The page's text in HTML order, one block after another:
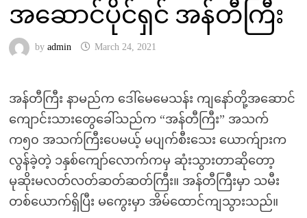
အဆောင်ပိုင်ရှင် အန်တီကြီး
by admin March 24, 2021
အန်တီကြီး နာမည်က ဒေါ်မေမေသန်း ကျနော်တို့အဆောင်
ကျောင်းသားတွေခေါ်သည်က “အန်တီကြီး” အသက်
က၅၀ အသက်ကြီးပေမယ့် မပျက်စီးသေး ယောက်ျားက
လွန်ခဲ့တဲ့ ၁နှစ်ကျော်လောက်ကမှ ဆုံးသွားတာဆိုတော့
မုဆိုးမလတ်လတ်ဆတ်ဆတ်ကြီး။ အန်တီကြီးမှာ သမီး
တစ်ယောက်ရှိပြီး မကွေးမှာ အိမ်ထောင်ကျသွားသည်။